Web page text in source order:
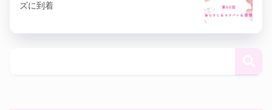
ズに到着